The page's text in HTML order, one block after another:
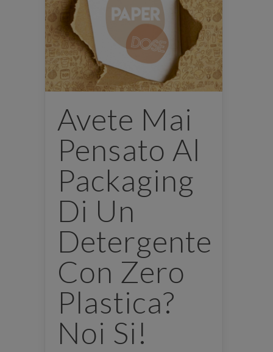
Avete Mai
Pensato Al
Packaging
Di Un
Detergente
Con Zero
Plastica?
Noi Si!